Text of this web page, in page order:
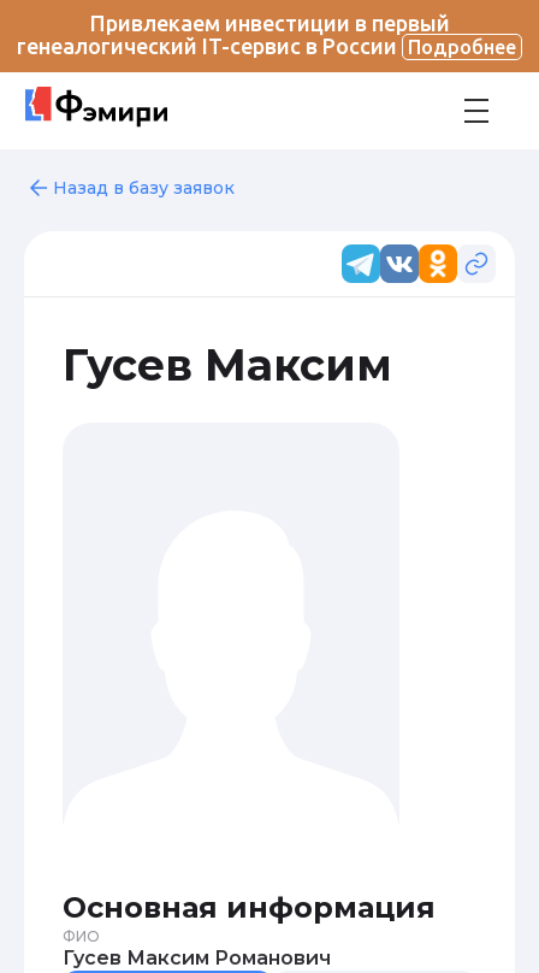
Привлекаем инвестиции в первый
генеалогический IT-сервис в России
Подробнее
Назад в базу заявок
Гусев Максим
Основная информация
ФИО
Гусев Максим Романович